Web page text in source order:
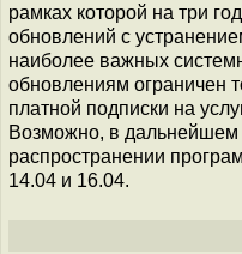
рамках которой на три
обновлений с
наиболее важных
обновлениям ограничен
платной подписки на
Возможно, в дальнейшем
распространении
14.04 и 16.04.